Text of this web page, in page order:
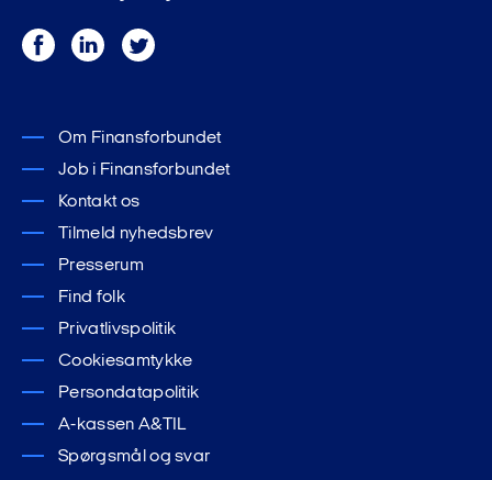
FacebookLinkedInTwitter
Om Finansforbundet
Job i Finansforbundet
Kontakt os
Tilmeld nyhedsbrev
Presserum
Find folk
Privatlivspolitik
Cookiesamtykke
Persondatapolitik
A-kassen A&TIL
Spørgsmål og svar